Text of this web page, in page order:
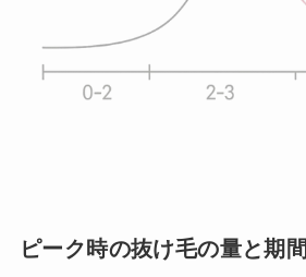
ピーク時の抜け毛の量と期間